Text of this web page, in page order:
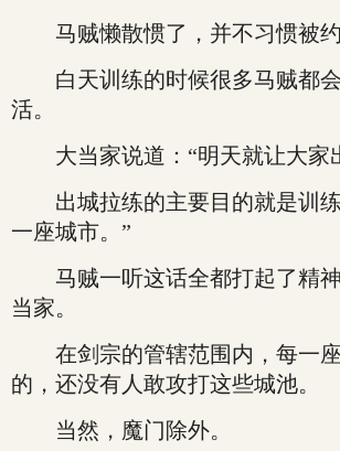
马贼懒散惯了，并不习惯被约
白天训练的时候很多马贼都会
活。
大当家说道：“明天就让大家
出城拉练的主要目的就是训练
一座城市。”
马贼一听这话全都打起了精神
当家。
在剑宗的管辖范围内，每一座
的，还没有人敢攻打这些城池。
当然，魔门除外。